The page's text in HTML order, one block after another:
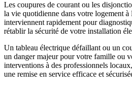
Les coupures de courant ou les
la vie quotidienne dans votre logement à
interviennent rapidement pour
rétablir la sécurité de votre installation
Un tableau électrique défaillant ou un
un danger majeur pour votre famille ou
interventions à des professionnels
une remise en service efficace et